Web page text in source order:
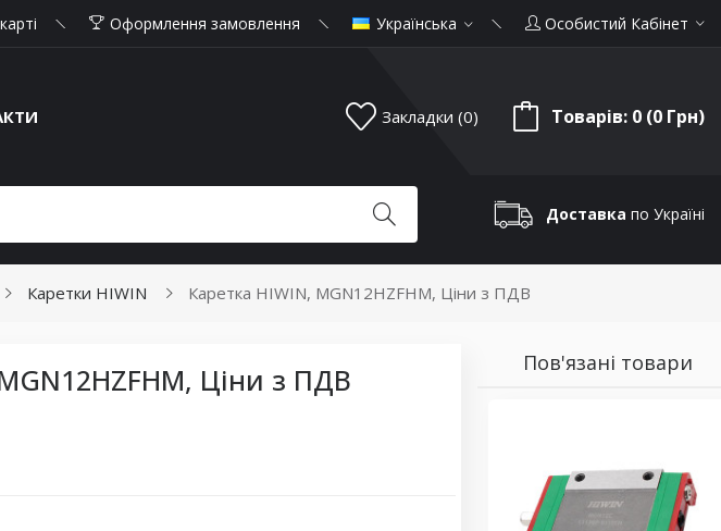
Оформлення замовлення Українська Особистий Кабінет
Закладки (0) Товарів: 0 (0 Грн)
Доставка по Україні
Каретки HIWIN Каретка HIWIN, MGN12HZFHM, Ціни з ПДВ
Ціни з ПДВ Пов'язані товари